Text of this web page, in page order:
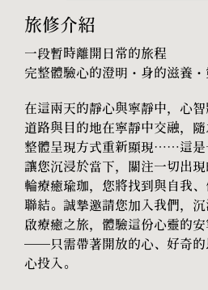
旅修介紹
一段暫時離開日常的旅程
完整體驗心的澄明・身的滋養
在這兩天的靜心與寧靜中，心智
道路與目的地在寧靜中交融，
整體呈現方式重新顯現……這是
讓您沉浸於當下，關注一切出
輪療癒瑜珈，您將找到與自我
聯結。誠摯邀請您加入我們，
啟療癒之旅，體驗這份心靈的
——只需帶著開放的心、好奇的
心投入。